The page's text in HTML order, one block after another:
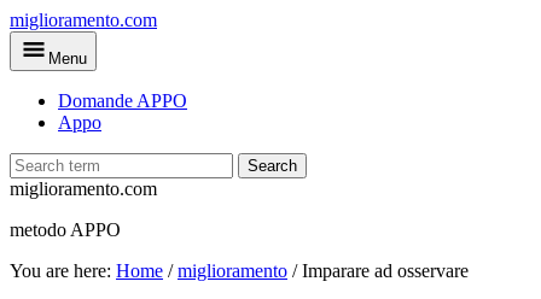
Skip
to
main
miglioramento.com
Menu
Domande APPO
Appo
Search
miglioramento.com
metodo APPO
You are here: Home /miglioramento /Imparare ad osservare